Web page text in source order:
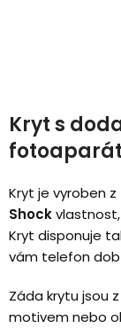
Kryt s
Kryt je vyroben z
Shock
Kryt disponuje
vám telefon
Záda krytu jsou z
motivem nebo